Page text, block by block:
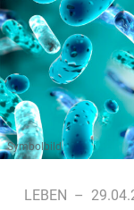
Symbolbild
LEBEN –